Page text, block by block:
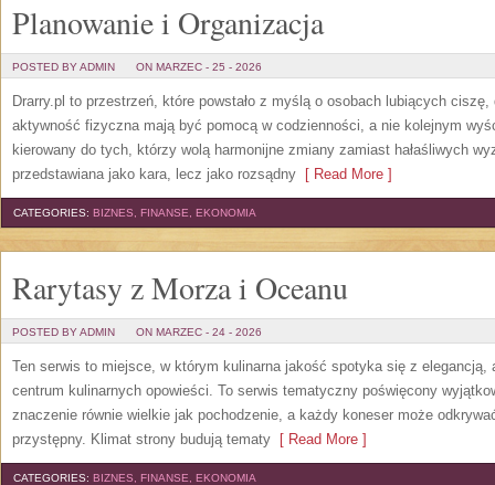
Planowanie i Organizacja
POSTED BY ADMIN ON MARZEC - 25 - 2026
Drarry.pl to przestrzeń, które powstało z myślą o osobach lubiących
aktywność fizyczna mają być pomocą w codzienności, a nie kolejnym
kierowany do tych, którzy wolą harmonijne zmiany zamiast hałaśliwych
przedstawiana jako kara, lecz jako rozsądny [ Read More ]
CATEGORIES: BIZNES, FINANSE, EKONOMIA
Rarytasy z Morza i Oceanu
POSTED BY ADMIN ON MARZEC - 24 - 2026
Ten serwis to miejsce, w którym kulinarna jakość spotyka się z
centrum kulinarnych opowieści. To serwis tematyczny poświęcony
znaczenie równie wielkie jak pochodzenie, a każdy koneser może
przystępny. Klimat strony budują tematy [ Read More ]
CATEGORIES: BIZNES, FINANSE, EKONOMIA